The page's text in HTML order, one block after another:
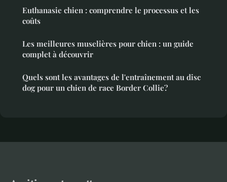
Euthanasie chien : comprendre le processus et les
coûts
Les meilleures muselières pour chien : un guide
complet à découvrir
Quels sont les avantages de l'entraînement au disc
dog pour un chien de race Border Collie?